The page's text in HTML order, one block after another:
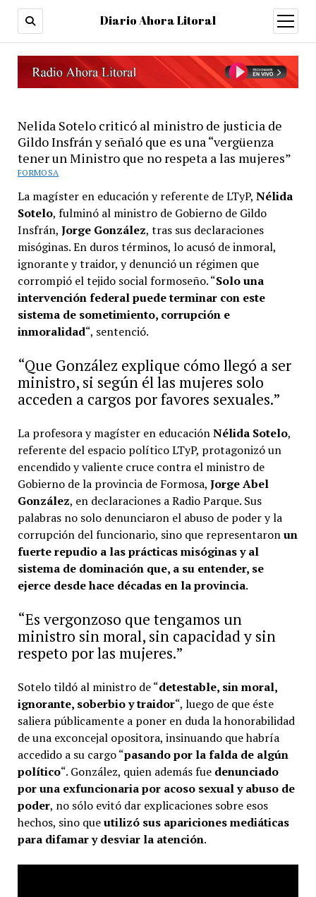
Diario Ahora Litoral
open
menu
Nelida Sotelo criticó al ministro de justicia de
Gildo Insfrán y señaló que es una “vergüenza
tener un Ministro que no respeta a las mujeres”
FORMOSA
La magíster en educación y referente de LTyP, Nélida
Sotelo, fulminó al ministro de Gobierno de Gildo
Insfrán, Jorge González, tras sus declaraciones
misóginas. En duros términos, lo acusó de inmoral,
ignorante y traidor, y denunció un régimen que
corrompió el tejido social formoseño. “Solo una
intervención federal puede terminar con este
sistema de sometimiento, corrupción e
inmoralidad“, sentenció.
“Que González explique cómo llegó a ser
ministro, si según él las mujeres solo
acceden a cargos por favores sexuales.”
La profesora y magíster en educaciónNélida Sotelo,
referente del espacio político LTyP, protagonizó un
encendido y valiente cruce contra el ministro de
Gobierno de la provincia de Formosa, Jorge Abel
González, en declaraciones a Radio Parque. Sus
palabras no solo denunciaron el abuso de poder y la
corrupción del funcionario, sino que representaronun
fuerte repudio a las prácticas misóginas y al
sistema de dominación que, a su entender, se
ejerce desde hace décadas en la provincia.
“Es vergonzoso que tengamos un
ministro sin moral, sin capacidad y sin
respeto por las mujeres.”
Sotelo tildó al ministro de “detestable, sin moral,
ignorante, soberbio y traidor“, luego de que éste
saliera públicamente a poner en duda la honorabilidad
de una exconcejal opositora, insinuando que habría
accedido a su cargo “pasando por la falda de algún
político“. González, quien además fuedenunciado
por una exfuncionaria por acoso sexual y abuso de
poder, no sólo evitó dar explicaciones sobre esos
hechos, sino queutilizó sus apariciones mediáticas
para difamar y desviar la atención.